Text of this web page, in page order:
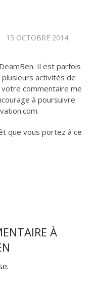
15 OCTOBRE 2014
Il est parfois
activités de
commentaire me
à poursuivre
que vous portez à ce
À